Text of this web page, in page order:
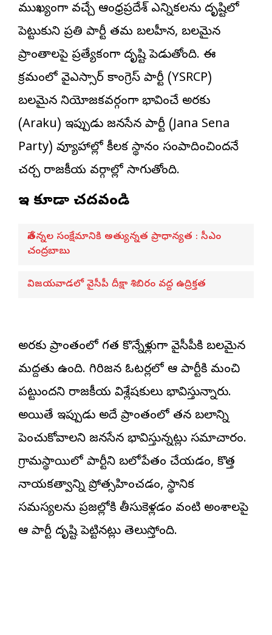
ముఖ్యంగా వచ్చే ఆంధ్రప్రదేశ్ ఎన్నికలను దృష్టిలో
పెట్టుకుని ప్రతి పార్టీ తమ బలహీన, బలమైన
ప్రాంతాలపై ప్రత్యేకంగా దృష్టి పెడుతోంది. ఈ
క్రమంలో వైఎస్సార్ కాంగ్రెస్ పార్టీ (YSRCP)
బలమైన నియోజకవర్గంగా భావించే అరకు
(Araku) ఇప్పుడు జనసేన పార్టీ (Jana Sena
Party) వ్యూహాల్లో కీలక స్థానం సంపాదించిందనే
చర్చ రాజకీయ వర్గాల్లో సాగుతోంది.
ఇవి కూడా చదవండి
నేతన్నల సంక్షేమానికి అత్యున్నత ప్రాధాన్యత : సీఎం
చంద్రబాబు
విజయవాడలో వైసీపీ దీక్షా శిబిరం వద్ద ఉద్రిక్తత
అరకు ప్రాంతంలో గత కొన్నేళ్లుగా వైసీపీకి బలమైన
మద్దతు ఉంది. గిరిజన ఓటర్లలో ఆ పార్టీకి మంచి
పట్టుందని రాజకీయ విశ్లేషకులు భావిస్తున్నారు.
అయితే ఇప్పుడు అదే ప్రాంతంలో తన బలాన్ని
పెంచుకోవాలని జనసేన భావిస్తున్నట్లు సమాచారం.
గ్రామస్థాయిలో పార్టీని బలోపేతం చేయడం, కొత్త
నాయకత్వాన్ని ప్రోత్సహించడం, స్థానిక
సమస్యలను ప్రజల్లోకి తీసుకెళ్లడం వంటి అంశాలపై
ఆ పార్టీ దృష్టి పెట్టినట్లు తెలుస్తోంది.